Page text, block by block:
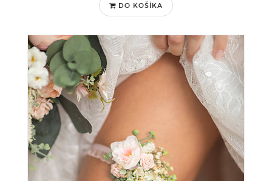
DO KOŠÍKA